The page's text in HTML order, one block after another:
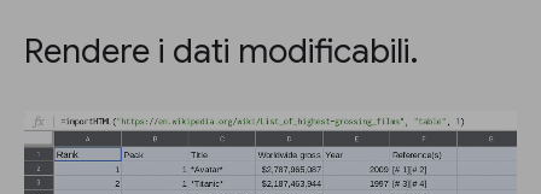
Rendere i dati modificabili.